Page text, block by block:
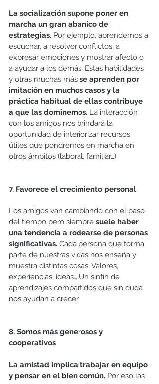
La socialización supone poner en
marcha un gran abanico de
estrategias. Por ejemplo, aprendemos a
escuchar, a resolver conflictos, a
expresar emociones y mostrar afecto o
a ayudar a los demás. Estas habilidades
y otras muchas más se aprenden por
imitación en muchos casos y la
práctica habitual de ellas contribuye
a que las dominemos. La interacción
con los amigos nos brindará la
oportunidad de interiorizar recursos
útiles que pondremos en marcha en
otros ámbitos (laboral, familiar…)
7. Favorece el crecimiento personal
Los amigos van cambiando con el paso
del tiempo pero siempre suele haber
una tendencia a rodearse de personas
significativas. Cada persona que forma
parte de nuestras vidas nos enseña y
muestra distintas cosas. Valores,
experiencias, ideas… Un sinfín de
aprendizajes compartidos que sin duda
nos ayudan a crecer.
8. Somos más generosos y
cooperativos
La amistad implica trabajar en equipo
y pensar en el bien común. Por eso las